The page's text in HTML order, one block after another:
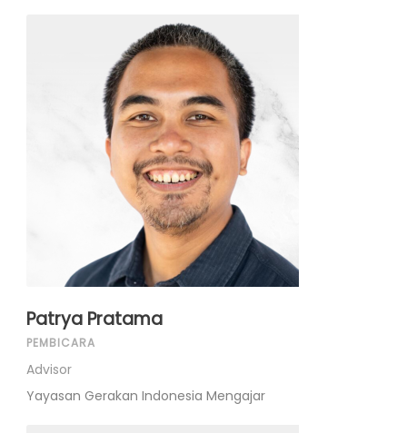
Patrya Pratama
PEMBICARA
Advisor
Yayasan Gerakan Indonesia Mengajar